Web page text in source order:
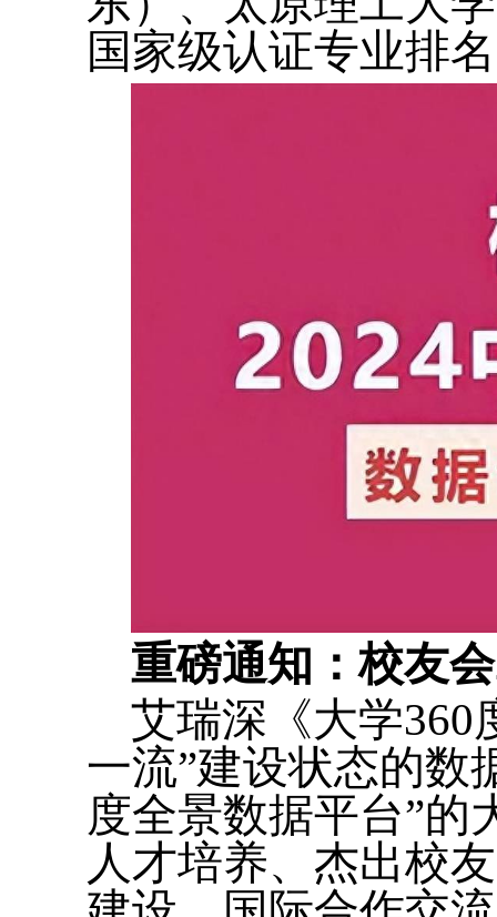
国家级认证专业排
重磅通知：校友
艾瑞深《大学360
一流”建设状态的数
度全景数据平台”的
人才培养、杰出校